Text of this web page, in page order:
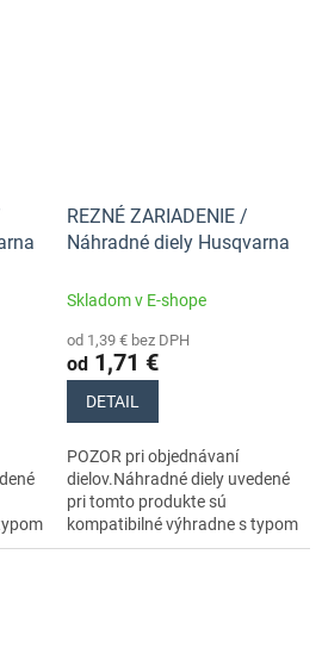
REZNÉ ZARIADENIE /
Náhradné diely Husqvarna
Skladom v E-shope
od 1,39 € bez DPH
od 1,71 €
DETAIL
POZOR pri objednávaní
dielov.Náhradné diely uvedené
pri tomto produkte sú
kompatibilné výhradne s typom
stroja s číslom 966532401